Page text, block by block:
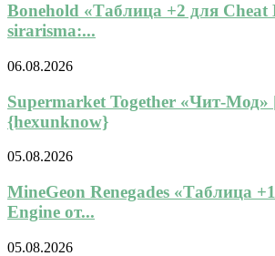
Bonehold «Таблица +2 для Cheat
sirarisma:...
06.08.2026
Supermarket Together «Чит-Мод»
{hexunknow}
05.08.2026
MineGeon Renegades «Таблица
Engine от...
05.08.2026